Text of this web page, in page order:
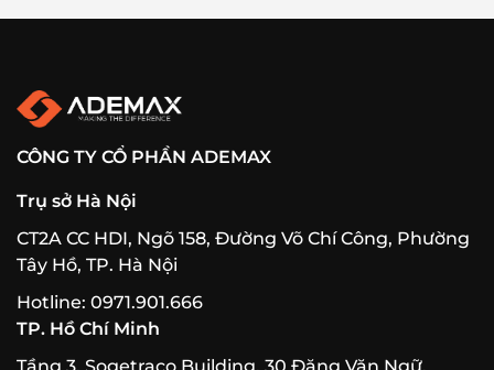
CÔNG TY CỔ PHẦN ADEMAX
Trụ sở Hà Nội
CT2A CC HDI, Ngõ 158, Đường Võ Chí Công, Phường
Tây Hồ, TP. Hà Nội
Hotline: 0971.901.666
TP. Hồ Chí Minh